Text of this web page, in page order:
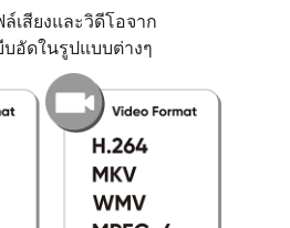
เสียงและวิดีโอจาก
อัดในรูปแบบต่างๆ